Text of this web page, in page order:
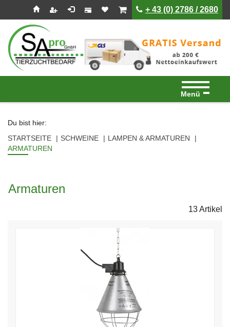
Seitenebreiche:
ist leerist leer+ 43 (0) 2786 / 2680
Menü
Du bist hier:
STARTSEITE
SCHWEINE
LAMPEN & ARMATUREN
ARMATUREN
Armaturen
13 Artikel